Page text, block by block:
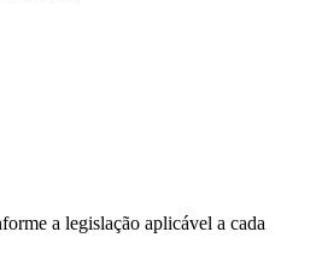
a legislação aplicável a cada